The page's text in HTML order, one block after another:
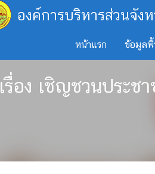
องค์การบริหารส่วนจัง
หน้าแรก ข้อมูลพื้
เรื่อง เชิญชวนประช